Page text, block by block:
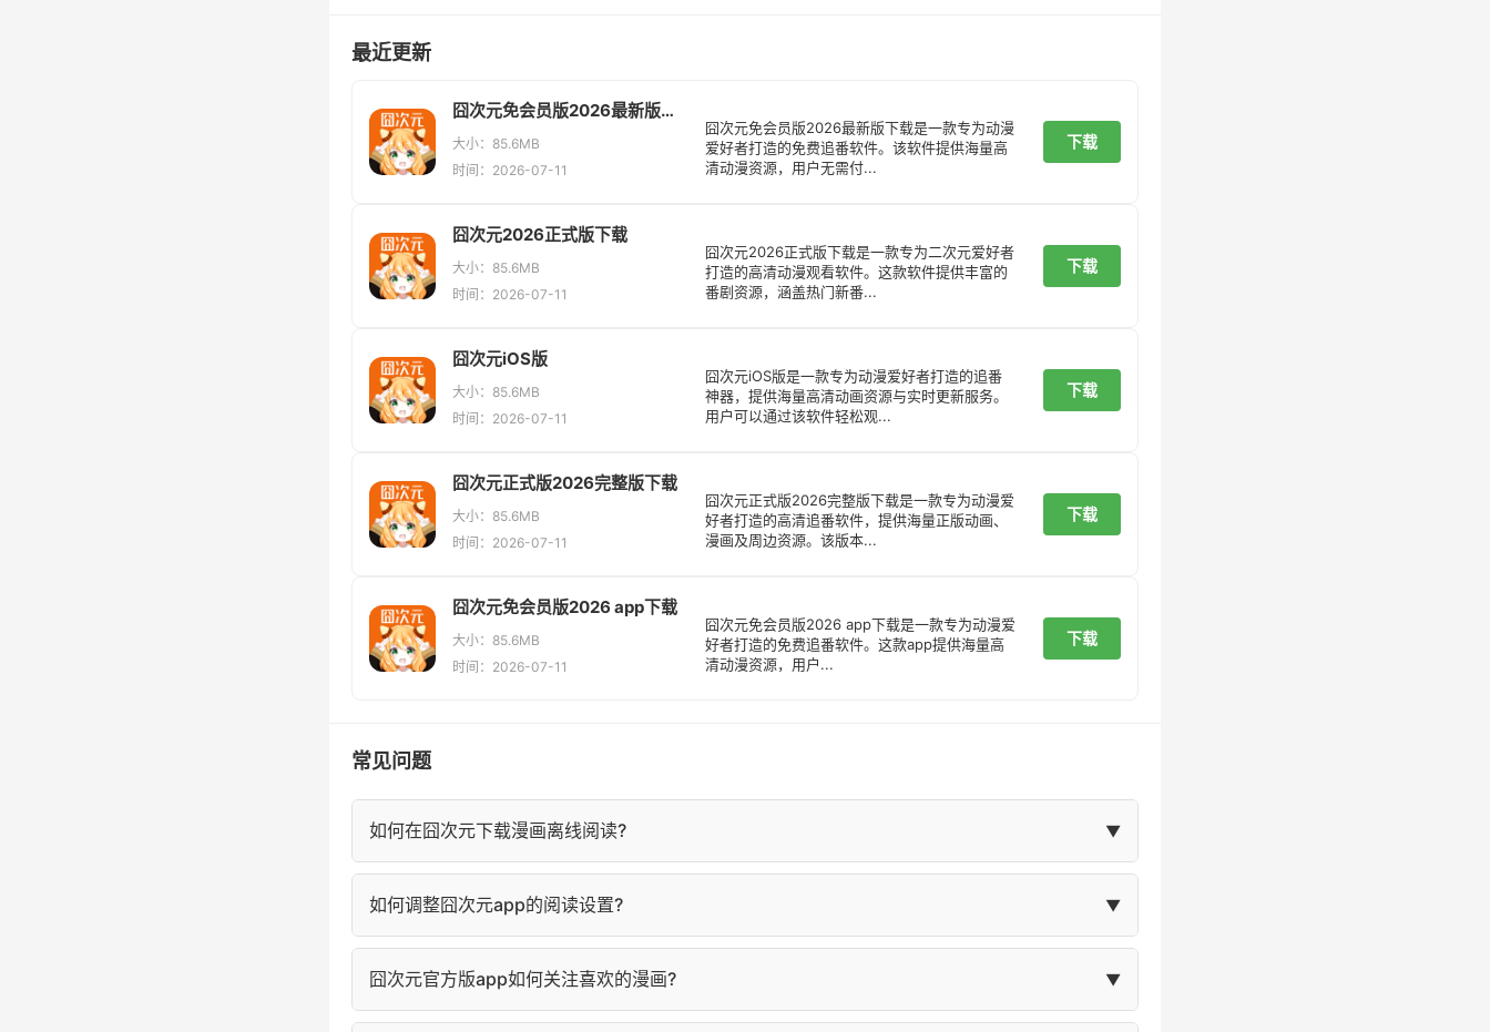
最近更新
囧次元免会员版2026最新版下载
大小：85.6MB
时间：2026-07-11
囧次元免会员版2026最新版下载是一款专为动漫
爱好者打造的免费追番软件。该软件提供海量高
清动漫资源，用户无需付...
下载
囧次元2026正式版下载
大小：85.6MB
时间：2026-07-11
囧次元2026正式版下载是一款专为二次元爱好者
打造的高清动漫观看软件。这款软件提供丰富的
番剧资源，涵盖热门新番...
下载
囧次元iOS版
大小：85.6MB
时间：2026-07-11
囧次元iOS版是一款专为动漫爱好者打造的追番
神器，提供海量高清动画资源与实时更新服务。
用户可以通过该软件轻松观...
下载
囧次元正式版2026完整版下载
大小：85.6MB
时间：2026-07-11
囧次元正式版2026完整版下载是一款专为动漫爱
好者打造的高清追番软件，提供海量正版动画、
漫画及周边资源。该版本...
下载
囧次元免会员版2026 app下载
大小：85.6MB
时间：2026-07-11
囧次元免会员版2026 app下载是一款专为动漫爱
好者打造的免费追番软件。这款app提供海量高
清动漫资源，用户...
下载
常见问题
如何在囧次元下载漫画离线阅读? ▼
进入囧次元漫画详情页，点击"下载"按钮，选择要下载的章节即可。下载完成后，在"我的"页面
的"离线缓存"中查看。
如何调整囧次元app的阅读设置? ▼
在囧次元阅读页面点击屏幕中央，弹出阅读设置菜单，可调整亮度、背景色、字体大小等设置。
囧次元官方版app如何关注喜欢的漫画? ▼